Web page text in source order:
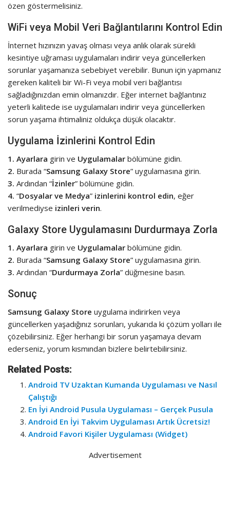
özen göstermelisiniz.
WiFi veya Mobil Veri Bağlantılarını Kontrol Edin
İnternet hızınızın yavaş olması veya anlık olarak sürekli
kesintiye uğraması uygulamaları indirir veya güncellerken
sorunlar yaşamanıza sebebiyet verebilir. Bunun için yapmanız
gereken kaliteli bir Wi-Fi veya mobil veri bağlantısı
sağladığınızdan emin olmanızdır. Eğer internet bağlantınız
yeterli kalitede ise uygulamaları indirir veya güncellerken
sorun yaşama ihtimaliniz oldukça düşük olacaktır.
Uygulama İzinlerini Kontrol Edin
1. Ayarlara girin ve Uygulamalar bölümüne gidin.
2. Burada “Samsung Galaxy Store” uygulamasına girin.
3. Ardından “İzinler” bölümüne gidin.
4. “Dosyalar ve Medya” izinlerini kontrol edin, eğer
verilmediyse izinleri verin.
Galaxy Store Uygulamasını Durdurmaya Zorla
1. Ayarlara girin ve Uygulamalar bölümüne gidin.
2. Burada “Samsung Galaxy Store” uygulamasına girin.
3. Ardından “Durdurmaya Zorla” düğmesine basın.
Sonuç
Samsung Galaxy Store uygulama indirirken veya
güncellerken yaşadığınız sorunları, yukarıda ki çözüm yolları ile
çözebilirsiniz. Eğer herhangi bir sorun yaşamaya devam
ederseniz, yorum kısmından bizlere belirtebilirsiniz.
Related Posts:
Android TV Uzaktan Kumanda Uygulaması ve Nasıl
Çalıştığı
En İyi Android Pusula Uygulaması – Gerçek Pusula
Android En İyi Takvim Uygulaması Artık Ücretsiz!
Android Favori Kişiler Uygulaması (Widget)
Advertisement